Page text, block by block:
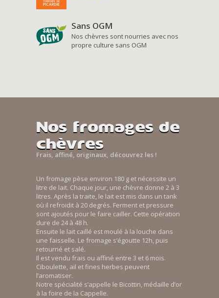
Sans OGM
Nos chèvres sont nourries avec nos
propre culture sans OGM
Nos fromages de
chèvres
Frais, affiné, originaux, découvrez les !
Un fromage pèse environ 180 g et nécessite un
litre de lait. Chaque jour, une chèvre donne 2 à 3
litres. Après la traite, le lait est mis dans un tank
où il refroidit à 20 degrés. Ferment et pressure
sont ajoutés pour le faire cailler. Cette opération
dure de 24 à 48 h.
Ensuite le lait caillé est moulé à la louche dans
une faisselle. Le fromage s’égoutte 12h, puis
retourné et salé.
Il est vendu frais ou affiné entre 3 et 6 mois.
Ciboulette, ail et fines herbes peuvent
l’aromatiser.
Notre spécialité s’appelle le Bicottin, médaille d’or
à la foire de la Cappelle.